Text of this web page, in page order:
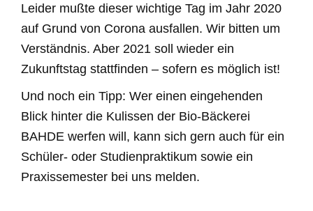
Leider mußte dieser wichtige Tag im Jahr 2020
auf Grund von Corona ausfallen. Wir bitten um
Verständnis. Aber 2021 soll wieder ein
Zukunftstag stattfinden – sofern es möglich ist!
Und noch ein Tipp: Wer einen eingehenden
Blick hinter die Kulissen der Bio-Bäckerei
BAHDE werfen will, kann sich gern auch für ein
Schüler- oder Studienpraktikum sowie ein
Praxissemester bei uns melden.